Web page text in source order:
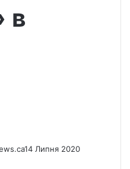
в
14 Липня 2020